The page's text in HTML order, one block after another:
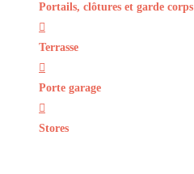
Portails, clôtures et garde corps
Terrasse
Porte garage
Stores